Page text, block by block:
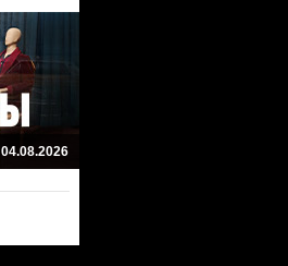
04.08.2026